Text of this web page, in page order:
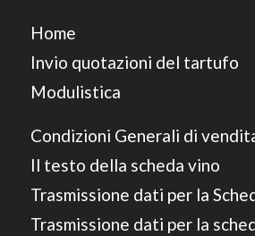
Home
Invio quotazioni del tartufo
Modulistica
Condizioni Generali di
Il testo della scheda vino
Trasmissione dati per la
Trasmissione dati per la